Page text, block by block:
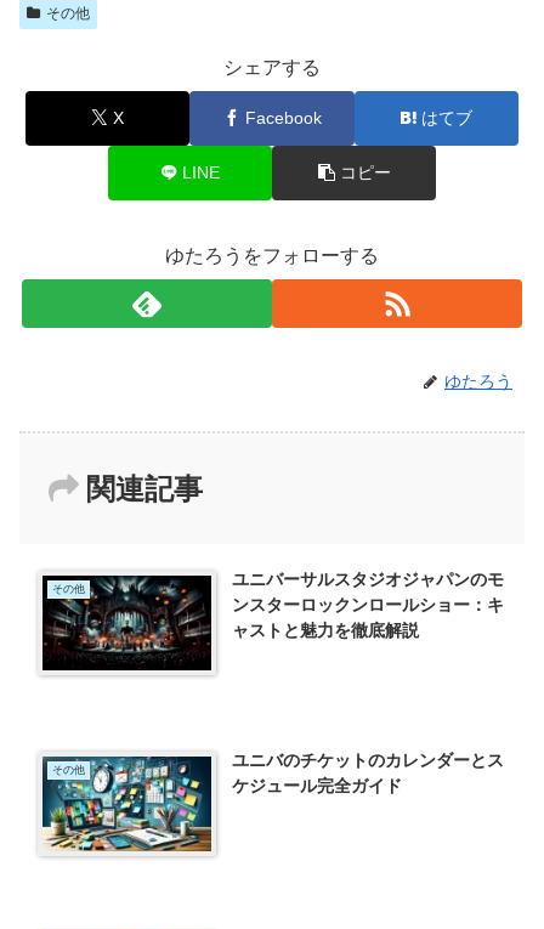
その他
シェアする
X Facebook はてブ
LINE コピー
ゆたろうをフォローする
ゆたろう
関連記事
その他
ユニバーサルスタジオジャパンのモ
ンスターロックンロールショー：キ
ャストと魅力を徹底解説
その他
ユニバのチケットのカレンダーとス
ケジュール完全ガイド